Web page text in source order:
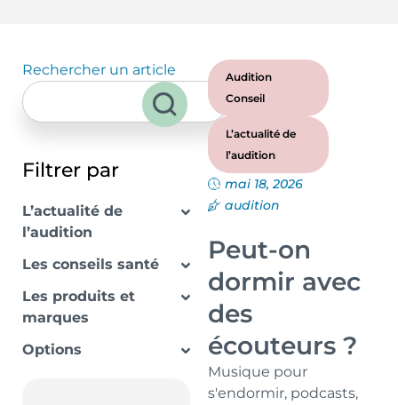
Rechercher un article
Filtrer par
L’actualité de
l’audition
Les conseils santé
Les produits et
marques
Options
Audition
Conseil
L’actualité de
l’audition
mai 18, 2026
audition
Peut-on
dormir avec
des
écouteurs ?
Musique pour
s'endormir, podcasts,